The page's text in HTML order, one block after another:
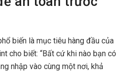
biến là mục tiêu hàng đầu của
cho biết: “Bất cứ khi nào bạn có
nhập vào cùng một nơi, khả